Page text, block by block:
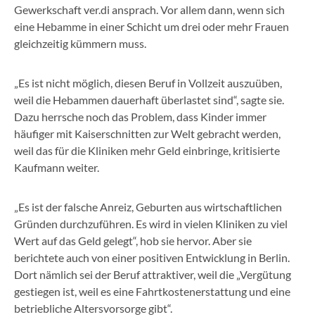
Gewerkschaft ver.di ansprach. Vor allem dann, wenn sich
eine Hebamme in einer Schicht um drei oder mehr Frauen
gleichzeitig kümmern muss.
„Es ist nicht möglich, diesen Beruf in Vollzeit auszuüben,
weil die Hebammen dauerhaft überlastet sind“, sagte sie.
Dazu herrsche noch das Problem, dass Kinder immer
häufiger mit Kaiserschnitten zur Welt gebracht werden,
weil das für die Kliniken mehr Geld einbringe, kritisierte
Kaufmann weiter.
„Es ist der falsche Anreiz, Geburten aus wirtschaftlichen
Gründen durchzuführen. Es wird in vielen Kliniken zu viel
Wert auf das Geld gelegt“, hob sie hervor. Aber sie
berichtete auch von einer positiven Entwicklung in Berlin.
Dort nämlich sei der Beruf attraktiver, weil die „Vergütung
gestiegen ist, weil es eine Fahrtkostenerstattung und eine
betriebliche Altersvorsorge gibt“.